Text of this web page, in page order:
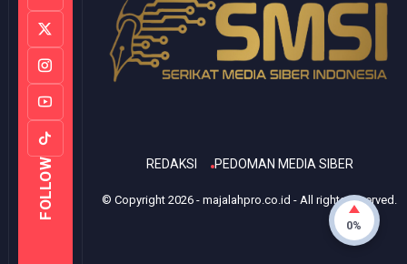
FOLLOW REDAKSI PEDOMAN MEDIA SIBER
© Copyright2026 -majalahpro.co.id - All rights reserved.
0%